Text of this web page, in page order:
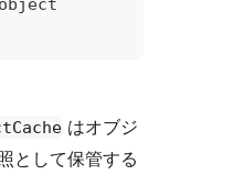
はオブジ
として保管する